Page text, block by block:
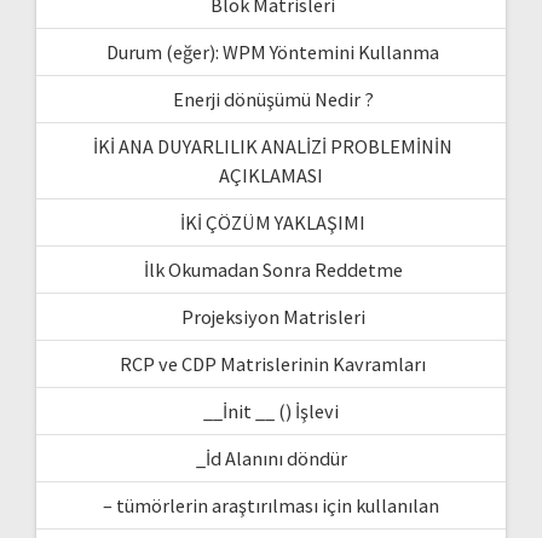
Durum (eğer): WPM Yöntemini Kullanma
Enerji dönüşümü Nedir ?
İKİ ANA DUYARLILIK ANALİZİ PROBLEMİNİN
AÇIKLAMASI
İKİ ÇÖZÜM YAKLAŞIMI
İlk Okumadan Sonra Reddetme
Projeksiyon Matrisleri
RCP ve CDP Matrislerinin Kavramları
__İnit __ () İşlevi
_İd Alanını döndür
– tümörlerin araştırılması için kullanılan